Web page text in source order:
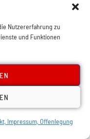
Nutzererfahrung zu
und Funktionen
Impressum, Offenlegung
an, als Ayub Khan
in Ostpakistan
zu besetzen und
ziehen. Ihr Slogan
auch die Ernte
sollen abtreten“.